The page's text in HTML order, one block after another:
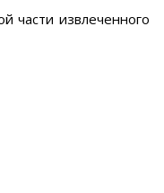
части извлеченного